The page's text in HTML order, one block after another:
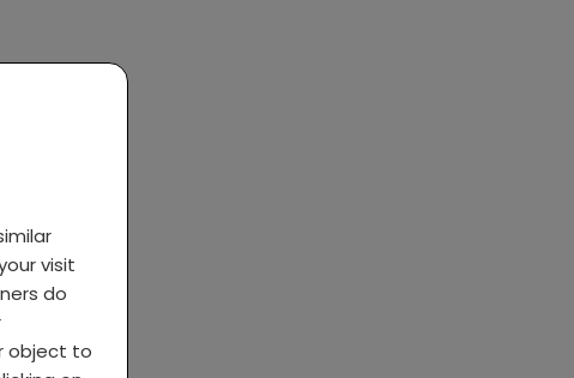
visit
do
object to